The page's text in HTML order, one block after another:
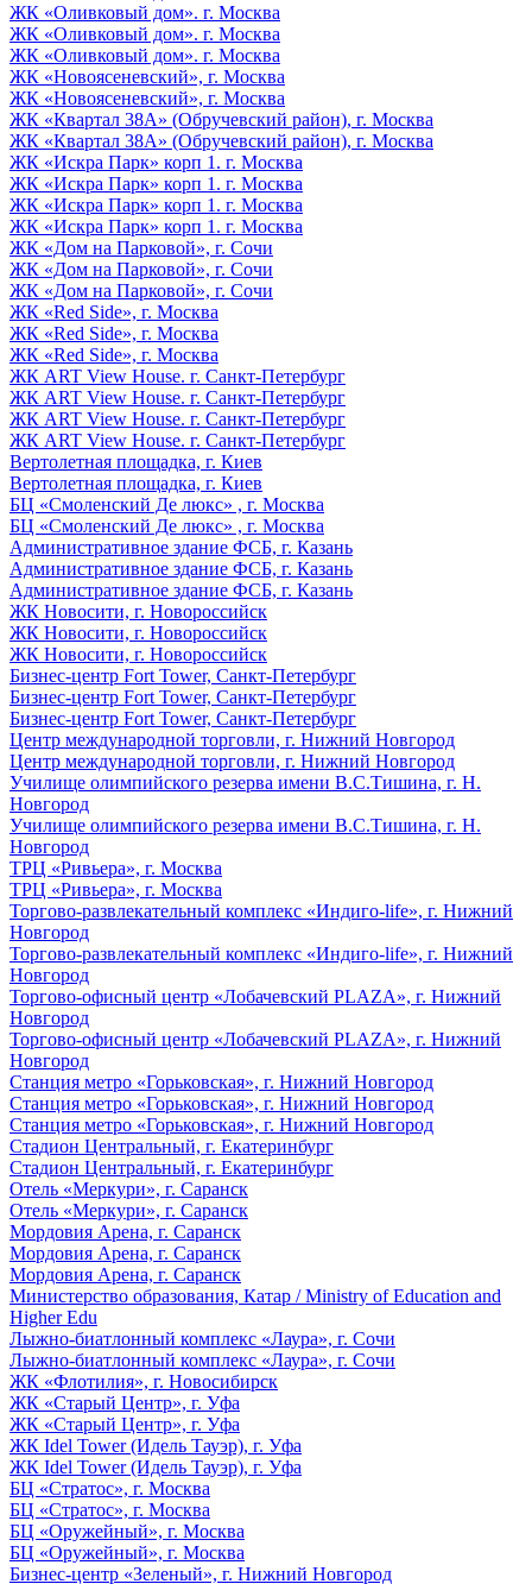
ЖК «Оливковый дом». г. Москва
ЖК «Оливковый дом». г. Москва
ЖК «Оливковый дом». г. Москва
ЖК «Новоясеневский», г. Москва
ЖК «Новоясеневский», г. Москва
ЖК «Квартал 38А» (Обручевский район), г. Москва
ЖК «Квартал 38А» (Обручевский район), г. Москва
ЖК «Искра Парк» корп 1. г. Москва
ЖК «Искра Парк» корп 1. г. Москва
ЖК «Искра Парк» корп 1. г. Москва
ЖК «Искра Парк» корп 1. г. Москва
ЖК «Дом на Парковой», г. Сочи
ЖК «Дом на Парковой», г. Сочи
ЖК «Дом на Парковой», г. Сочи
ЖК «Red Side», г. Москва
ЖК «Red Side», г. Москва
ЖК «Red Side», г. Москва
ЖК ART View House. г. Санкт-Петербург
ЖК ART View House. г. Санкт-Петербург
ЖК ART View House. г. Санкт-Петербург
ЖК ART View House. г. Санкт-Петербург
Вертолетная площадка, г. Киев
Вертолетная площадка, г. Киев
БЦ «Смоленский Де люкс» , г. Москва
БЦ «Смоленский Де люкс» , г. Москва
Административное здание ФСБ, г. Казань
Административное здание ФСБ, г. Казань
Административное здание ФСБ, г. Казань
ЖК Новосити, г. Новороссийск
ЖК Новосити, г. Новороссийск
ЖК Новосити, г. Новороссийск
Бизнес-центр Fort Tower, Санкт-Петербург
Бизнес-центр Fort Tower, Санкт-Петербург
Бизнес-центр Fort Tower, Санкт-Петербург
Центр международной торговли, г. Нижний Новгород
Центр международной торговли, г. Нижний Новгород
Училище олимпийского резерва имени В.С.Тишина, г. Н.
Новгород
Училище олимпийского резерва имени В.С.Тишина, г. Н.
Новгород
ТРЦ «Ривьера», г. Москва
ТРЦ «Ривьера», г. Москва
Торгово-развлекательный комплекс «Индиго-life», г. Нижний
Новгород
Торгово-развлекательный комплекс «Индиго-life», г. Нижний
Новгород
Торгово-офисный центр «Лобачевский PLAZA», г. Нижний
Новгород
Торгово-офисный центр «Лобачевский PLAZA», г. Нижний
Новгород
Станция метро «Горьковская», г. Нижний Новгород
Станция метро «Горьковская», г. Нижний Новгород
Станция метро «Горьковская», г. Нижний Новгород
Стадион Центральный, г. Екатеринбург
Стадион Центральный, г. Екатеринбург
Отель «Меркури», г. Саранск
Отель «Меркури», г. Саранск
Мордовия Арена, г. Саранск
Мордовия Арена, г. Саранск
Мордовия Арена, г. Саранск
Министерство образования, Катар / Ministry of Education and
Higher Edu
Лыжно-биатлонный комплекс «Лаура», г. Сочи
Лыжно-биатлонный комплекс «Лаура», г. Сочи
ЖК «Флотилия», г. Новосибирск
ЖК «Старый Центр», г. Уфа
ЖК «Старый Центр», г. Уфа
ЖК Idel Tower (Идель Тауэр), г. Уфа
ЖК Idel Tower (Идель Тауэр), г. Уфа
БЦ «Стратос», г. Москва
БЦ «Стратос», г. Москва
БЦ «Оружейный», г. Москва
БЦ «Оружейный», г. Москва
Бизнес-центр «Зеленый», г. Нижний Новгород